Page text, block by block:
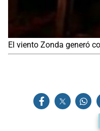
El viento Zonda generó